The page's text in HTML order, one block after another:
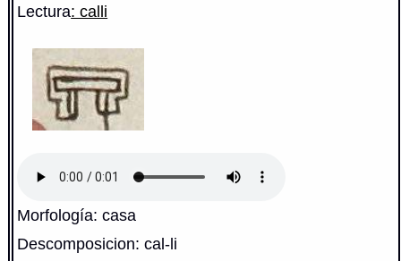
Lectura: calli
Morfología: casa
Descomposicion: cal-li